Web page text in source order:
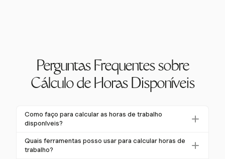
Perguntas Frequentes sobre
Cálculo de Horas Disponíveis
Como faço para calcular as horas de trabalho
disponíveis?
Para calcular as horas de trabalho disponíveis,
determine os horários de início e término e subtraia
Quais ferramentas posso usar para calcular horas de
trabalho?